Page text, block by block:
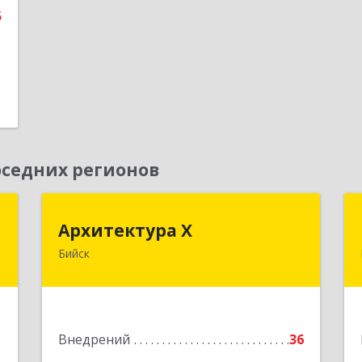
регионов
Архитектура Х
Бийск
Внедрений
36